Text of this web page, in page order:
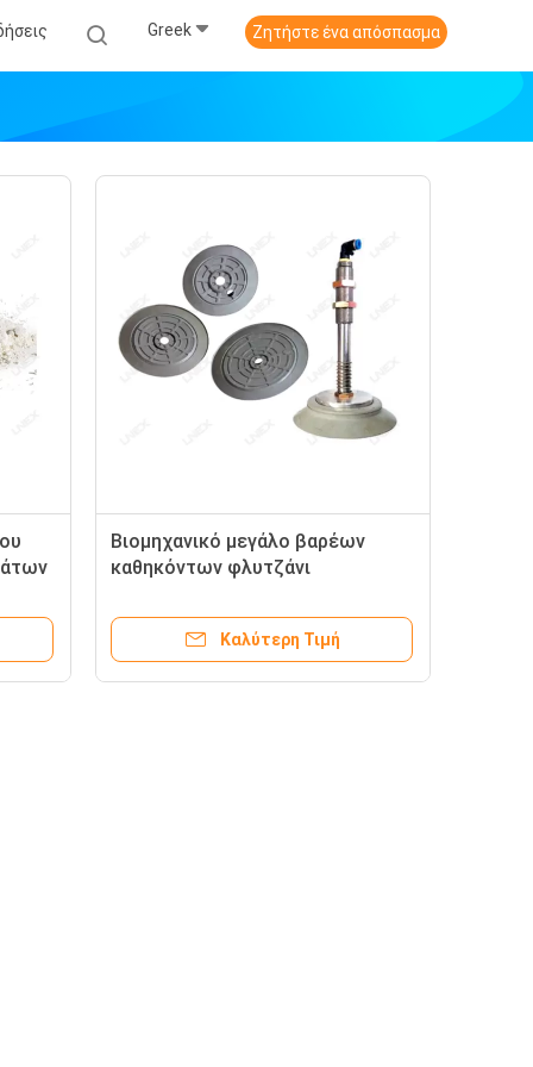
Greek Ζητήστε ένα απόσπασμα
Βιομηχανικό μεγάλο βαρέων
καθηκόντων φλυτζάνι
λαστιχένιο κενό
Καλύτερη Τιμή